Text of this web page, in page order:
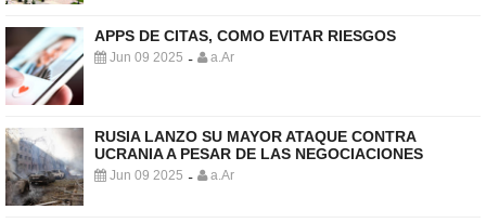
APPS DE CITAS, COMO EVITAR RIESGOS
Jun 09 2025 - a.Ar
RUSIA LANZO SU MAYOR ATAQUE CONTRA
UCRANIA A PESAR DE LAS NEGOCIACIONES
Jun 09 2025 - a.Ar